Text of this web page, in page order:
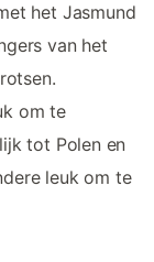
het Jasmund
van het
om te
tot Polen en
leuk om te